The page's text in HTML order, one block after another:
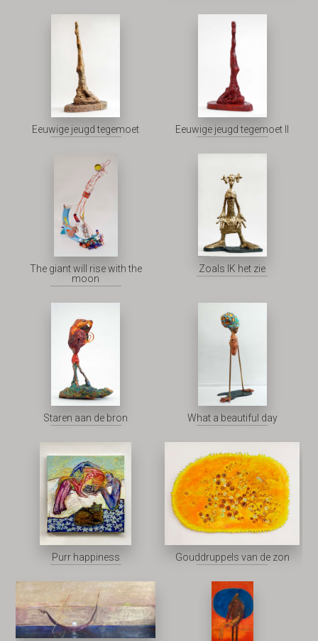
Eeuwige jeugd tegemoet Eeuwige jeugd tegemoet II
The giant will rise with the
moon
Zoals IK het zie
Staren aan de bron What a beautiful day
Purr happiness Gouddruppels van de zon